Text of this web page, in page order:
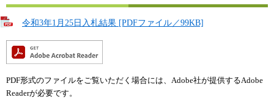
令和3年1月25日入札結果 [PDFファイル／99KB]
PDF形式のファイルをご覧いただく場合には、Adobe社が提供するAdobe
Readerが必要です。